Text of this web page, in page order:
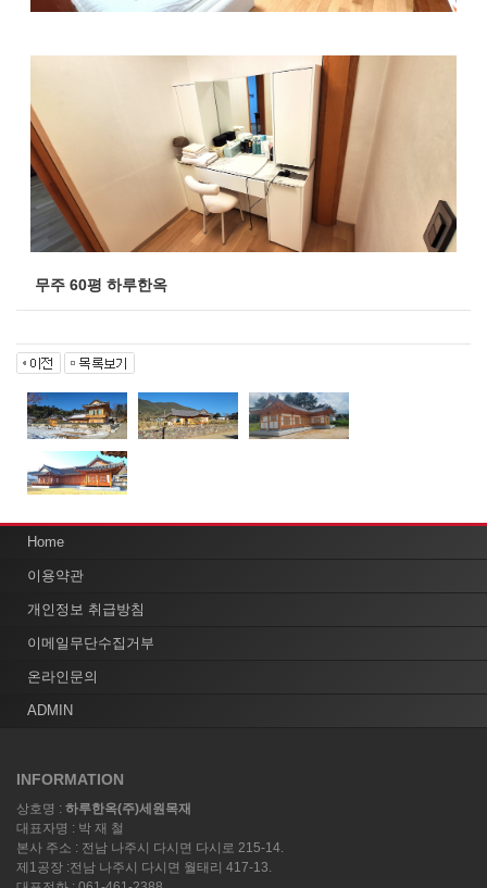
무주 60평 하루한옥
Home
이용약관
개인정보 취급방침
이메일무단수집거부
온라인문의
ADMIN
INFORMATION
상호명 : 하루한옥(주)세원목재
대표자명 : 박 재 철
본사 주소 : 전남 나주시 다시면 다시로 215-14.
제1공장 :전남 나주시 다시면 월태리 417-13.